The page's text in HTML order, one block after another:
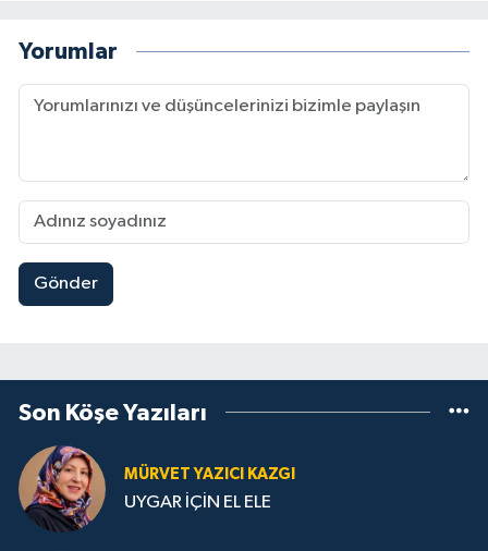
Yorumlar
Gönder
Son Köşe Yazıları
MÜRVET YAZICI KAZGI
UYGAR İÇİN EL ELE